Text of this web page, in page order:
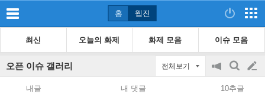
홈 웹진
최신 오늘의 화제 화제 모음 이슈 모음
오픈 이슈 갤러리 전체보기
공
지
검
색
글
내글 내 댓글 10추글